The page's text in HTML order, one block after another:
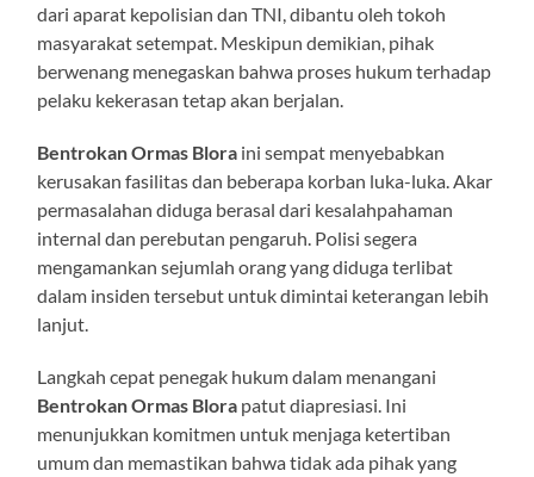
dari aparat kepolisian dan TNI, dibantu oleh tokoh
masyarakat setempat. Meskipun demikian, pihak
berwenang menegaskan bahwa proses hukum terhadap
pelaku kekerasan tetap akan berjalan.
Bentrokan Ormas Blora ini sempat menyebabkan
kerusakan fasilitas dan beberapa korban luka-luka. Akar
permasalahan diduga berasal dari kesalahpahaman
internal dan perebutan pengaruh. Polisi segera
mengamankan sejumlah orang yang diduga terlibat
dalam insiden tersebut untuk dimintai keterangan lebih
lanjut.
Langkah cepat penegak hukum dalam menangani
Bentrokan Ormas Blora patut diapresiasi. Ini
menunjukkan komitmen untuk menjaga ketertiban
umum dan memastikan bahwa tidak ada pihak yang